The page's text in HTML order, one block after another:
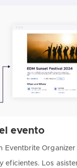
evento
Eventbrite
eficientes. Los